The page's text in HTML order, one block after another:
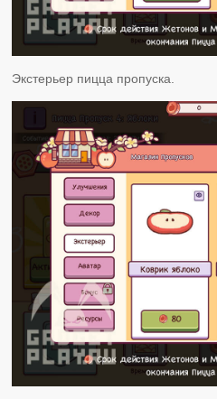
Экстерьер пицца пропуска.